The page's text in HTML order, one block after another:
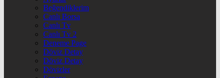
Beğendiklerim
Canlı Borsa
Canlı Tv
Canlı Tv 2
Deneme Page
Döviz Detay
Döviz Detay
Dövizler